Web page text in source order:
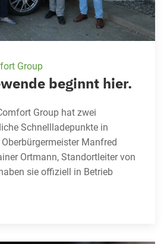
Group
beginnt hier.
Group hat zwei
Schnellladepunkte in
Manfred
Ortmann, Standortleiter von
sie offiziell in Betrieb